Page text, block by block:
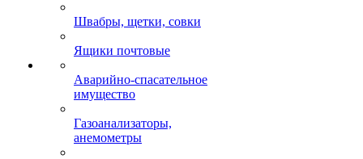
Швабры, щетки, совки
Ящики почтовые
Аварийно-спасательное
имущество
Газоанализаторы,
анемометры